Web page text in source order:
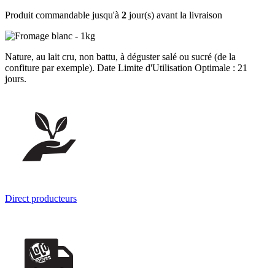
Produit commandable jusqu'à 2 jour(s) avant la livraison
Nature, au lait cru, non battu, à déguster salé ou sucré (de la
confiture par exemple). Date Limite d'Utilisation Optimale : 21
jours.
Direct producteurs